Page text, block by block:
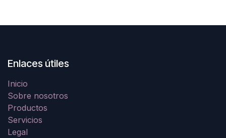
Enlaces útiles
Inicio
Sobre nosotros
Productos
Servicios
Legal